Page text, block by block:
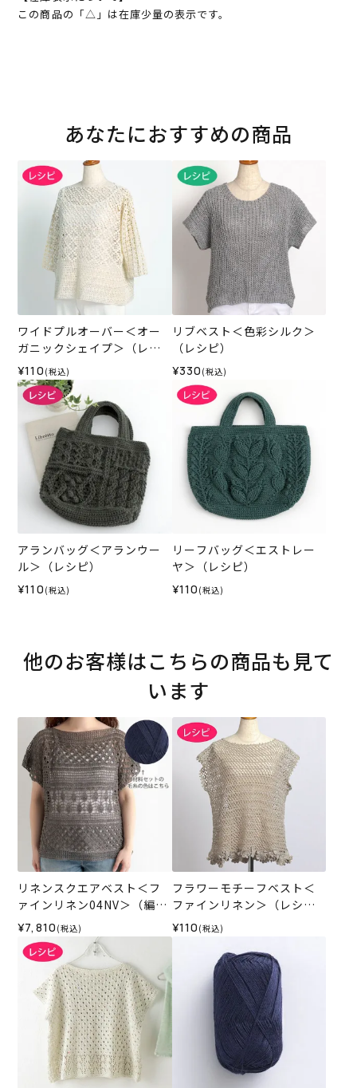
この商品の「△」は在庫少量の表示です。
あなたにおすすめの商品
ワイドプルオーバー＜オー
ガニックシェイプ＞（レシ
ピ）
¥110 (税込)
リブベスト＜色彩シルク＞
（レシピ）
¥330 (税込)
アランバッグ＜アランウー
ル＞（レシピ）
¥110 (税込)
リーフバッグ＜エストレー
ヤ＞（レシピ）
¥110 (税込)
他のお客様はこちらの商品も見て
います
リネンスクエアベスト＜フ
ァインリネン04NV＞（編み
物 材料セット）
¥7,810 (税込)
フラワーモチーフベスト＜
ファインリネン＞（レシ
ピ）
¥110 (税込)